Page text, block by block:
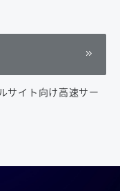
サイト向け高速サー